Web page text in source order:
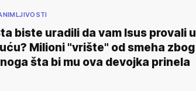
biste uradili da vam Isus provali u
Milioni "vrište" od smeha zbog
šta bi mu ova devojka prinela